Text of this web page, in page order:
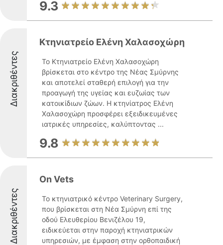
9.3
Διακριθέντες
Κτηνιατρείο Ελένη Χαλασοχώρη
Το Κτηνιατρείο Ελένη Χαλασοχώρη
βρίσκεται στο κέντρο της Νέας Σμύρνης
και αποτελεί σταθερή επιλογή για την
προαγωγή της υγείας και ευζωίας των
κατοικίδιων ζώων. Η κτηνίατρος Ελένη
Χαλασοχώρη προσφέρει εξειδικευμένες
ιατρικές υπηρεσίες, καλύπτοντας ...
9.8
Διακριθέντες
On Vets
Το κτηνιατρικό κέντρο Veterinary Surgery,
που βρίσκεται στη Νέα Σμύρνη επί της
οδού Ελευθερίου Βενιζέλου 19,
ειδικεύεται στην παροχή κτηνιατρικών
υπηρεσιών, με έμφαση στην ορθοπαιδική